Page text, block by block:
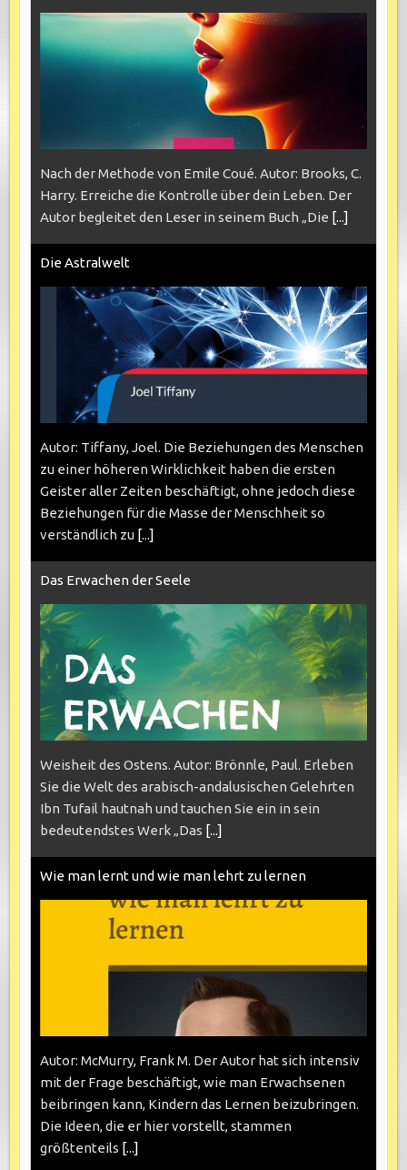
Nach der Methode von Emile Coué. Autor: Brooks, C.
Harry. Erreiche die Kontrolle über dein Leben. Der
Autor begleitet den Leser in seinem Buch „Die [...]
Die Astralwelt
Autor: Tiffany, Joel. Die Beziehungen des Menschen
zu einer höheren Wirklichkeit haben die ersten
Geister aller Zeiten beschäftigt, ohne jedoch diese
Beziehungen für die Masse der Menschheit so
verständlich zu [...]
Das Erwachen der Seele
Weisheit des Ostens. Autor: Brönnle, Paul. Erleben
Sie die Welt des arabisch-andalusischen Gelehrten
Ibn Tufail hautnah und tauchen Sie ein in sein
bedeutendstes Werk „Das [...]
Wie man lernt und wie man lehrt zu lernen
Autor: McMurry, Frank M. Der Autor hat sich intensiv
mit der Frage beschäftigt, wie man Erwachsenen
beibringen kann, Kindern das Lernen beizubringen.
Die Ideen, die er hier vorstellt, stammen
größtenteils [...]